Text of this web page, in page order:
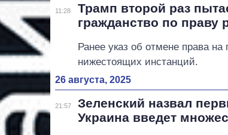
11:28
Трамп второй раз
гражданство по праву
Ранее указ об отмене права
нижестоящих инстанций.
26 августа, 2025
21:57
Зеленский назвал
Украина введет